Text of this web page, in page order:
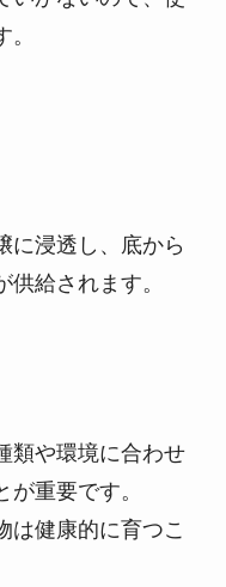
に浸透し、底から
供給されます。
類や環境に合わせ
重要です。
は健康的に育つこ